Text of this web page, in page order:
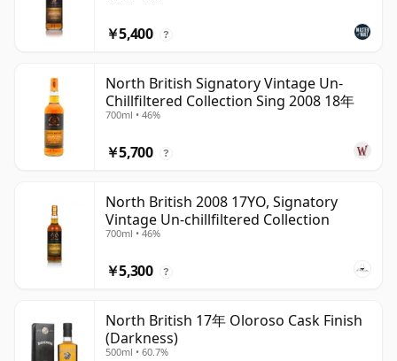
￥5,400 ?
North British Signatory Vintage Un-
Chillfiltered Collection Sing 2008 18年
700ml • 46%
￥5,700 ?
North British 2008 17YO, Signatory
Vintage Un-chillfiltered Collection
700ml • 46%
￥5,300 ?
North British 17年 Oloroso Cask Finish
(Darkness)
500ml • 60.7%